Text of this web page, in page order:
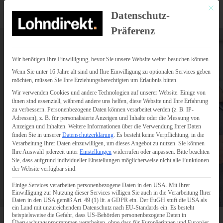
Mit
Datenschutz-
Präferenz
Wir benötigen Ihre Einwilligung, bevor Sie unsere Website weiter besuchen können.
Wenn Sie unter 16 Jahre alt sind und Ihre Einwilligung zu optionalen Services geben
möchten, müssen Sie Ihre Erziehungsberechtigten um Erlaubnis bitten.
Wir verwenden Cookies und andere Technologien auf unserer Website. Einige von
ihnen sind essenziell, während andere uns helfen, diese Website und Ihre Erfahrung
zu verbessern. Personenbezogene Daten können verarbeitet werden (z. B. IP-
Adressen), z. B. für personalisierte Anzeigen und Inhalte oder die Messung von
Anzeigen und Inhalten. Weitere Informationen über die Verwendung Ihrer Daten
finden Sie in unserer Datenschutzerklärung. Es besteht keine Verpflichtung, in die
Verarbeitung Ihrer Daten einzuwilligen, um dieses Angebot zu nutzen. Sie können
Ihre Auswahl jederzeit unter Einstellungen widerrufen oder anpassen. Bitte beachten
Sie, dass aufgrund individueller Einstellungen möglicherweise nicht alle Funktionen
der Website verfügbar sind.
Einige Services verarbeiten personenbezogene Daten in den USA. Mit Ihrer
Einwilligung zur Nutzung dieser Services willigen Sie auch in die Verarbeitung Ihrer
Daten in den USA gemäß Art. 49 (1) lit. a GDPR ein. Der EuGH stuft die USA als
ein Land mit unzureichendem Datenschutz nach EU-Standards ein. Es besteht
beispielsweise die Gefahr, dass US-Behörden personenbezogene Daten in